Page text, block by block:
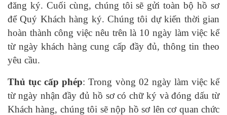
đăng ký. Cuối cùng, chúng tôi sẽ gửi toàn bộ hồ sơ
để Quý Khách hàng ký. Chúng tôi dự kiến thời gian
hoàn thành công việc nêu trên là 10 ngày làm việc kể
từ ngày khách hàng cung cấp đầy đủ, thông tin theo
yêu cầu.
Thủ tục cấp phép: Trong vòng 02 ngày làm việc kể
từ ngày nhận đầy đủ hồ sơ có chữ ký và đóng dấu từ
Khách hàng, chúng tôi sẽ nộp hồ sơ lên cơ quan chức